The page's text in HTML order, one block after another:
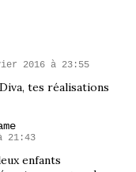
2016 à 23:55
tes réalisations
21:43
enfants